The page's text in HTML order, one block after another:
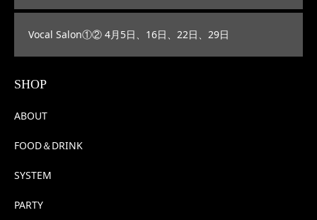
Vocal Salon①② 4月5日、16日、22日、29日
SHOP
ABOUT
FOOD＆DRINK
SYSTEM
PARTY